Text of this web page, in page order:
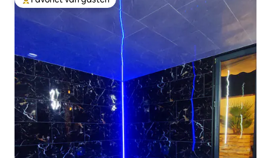
Topfavoriet van gasten